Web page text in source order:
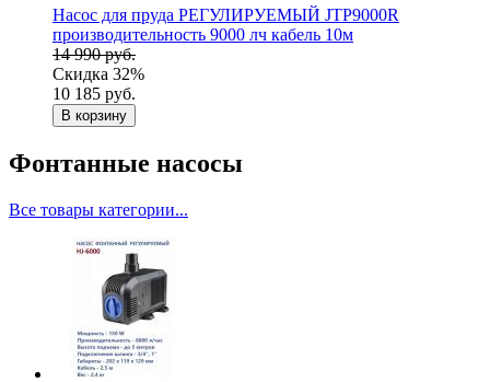
Насос для пруда РЕГУЛИРУЕМЫЙ JTP9000R
производительность 9000 лч кабель 10м
14 990 руб.
Скидка 32%
10 185 руб.
В корзину
Фонтанные насосы
Все товары категории...